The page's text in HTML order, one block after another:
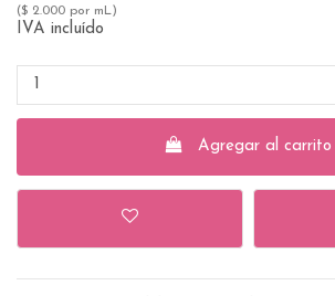
($ 2.000 por mL)
IVA incluído
Agregar al carrito